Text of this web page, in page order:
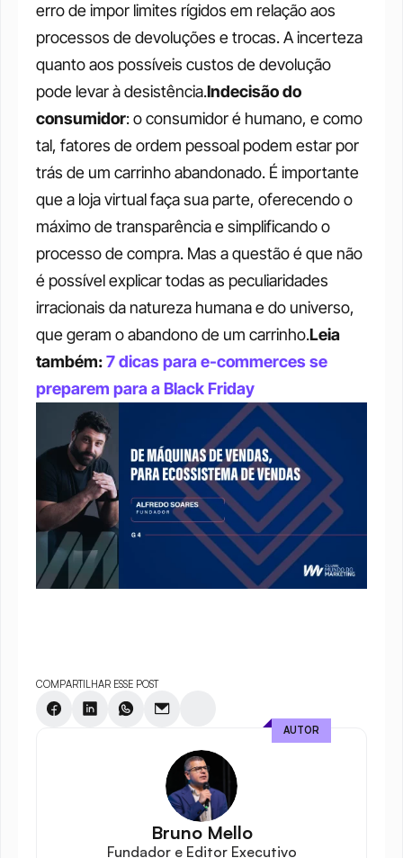
erro de impor limites rígidos em relação aos
processos de devoluções e trocas. A incerteza
quanto aos possíveis custos de devolução
pode levar à desistência.Indecisão do
consumidor: o consumidor é humano, e como
tal, fatores de ordem pessoal podem estar por
trás de um carrinho abandonado. É importante
que a loja virtual faça sua parte, oferecendo o
máximo de transparência e simplificando o
processo de compra. Mas a questão é que não
é possível explicar todas as peculiaridades
irracionais da natureza humana e do universo,
que geram o abandono de um carrinho.Leia
também: 7 dicas para e-commerces se
preparem para a Black Friday
COMPARTILHAR ESSE POST
Bruno Mello
Fundador e Editor Executivo
AUTOR